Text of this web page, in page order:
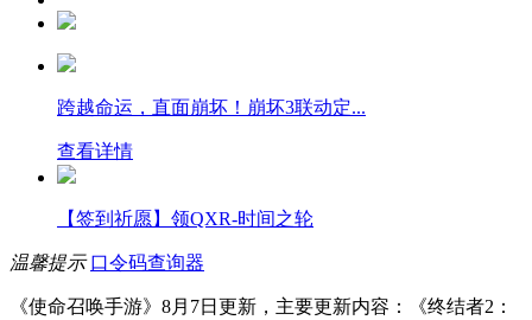
跨越命运，直面崩坏！崩坏3联动定...
查看详情
【签到祈愿】领QXR-时间之轮
温馨提示 口令码查询器
《使命召唤手游》8月7日更新，主要更新内容：《终结者2：